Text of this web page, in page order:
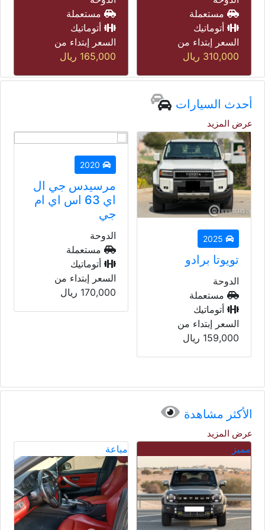
مستعملة
أتوماتيك
السعر إبتداء من
165,000 ريال
أتوماتيك
السعر إبتداء من
179,000 ريال
أحدث السيارات
عرض المزيد
2020
مرسيدس جي ال
اي 63 اس اي ام
جي
الدوحة
مستعملة
أتوماتيك
السعر إبتداء من
170,000 ريال
2023
اي
الدوحة
مستعملة
الأكثر مشاهدة
عرض المزيد
مباعة مباعة